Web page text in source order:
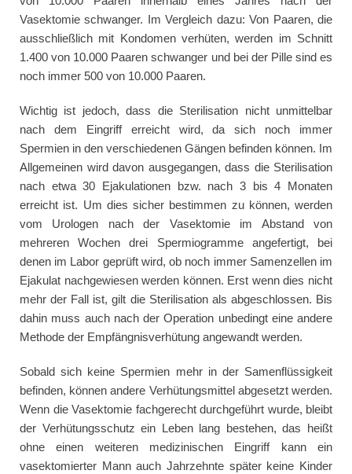
Vasektomie schwanger. Im Vergleich dazu: Von Paaren, die
ausschließlich mit Kondomen verhüten, werden im Schnitt
1.400 von 10.000 Paaren schwanger und bei der Pille sind es
noch immer 500 von 10.000 Paaren.
Wichtig ist jedoch, dass die Sterilisation nicht unmittelbar
nach dem Eingriff erreicht wird, da sich noch immer
Spermien in den verschiedenen Gängen befinden können. Im
Allgemeinen wird davon ausgegangen, dass die Sterilisation
nach etwa 30 Ejakulationen bzw. nach 3 bis 4 Monaten
erreicht ist. Um dies sicher bestimmen zu können, werden
vom Urologen nach der Vasektomie im Abstand von
mehreren Wochen drei Spermiogramme angefertigt, bei
denen im Labor geprüft wird, ob noch immer Samenzellen im
Ejakulat nachgewiesen werden können. Erst wenn dies nicht
mehr der Fall ist, gilt die Sterilisation als abgeschlossen. Bis
dahin muss auch nach der Operation unbedingt eine andere
Methode der Empfängnisverhütung angewandt werden.
Sobald sich keine Spermien mehr in der Samenflüssigkeit
befinden, können andere Verhütungsmittel abgesetzt werden.
Wenn die Vasektomie fachgerecht durchgeführt wurde, bleibt
der Verhütungsschutz ein Leben lang bestehen, das heißt
ohne einen weiteren medizinischen Eingriff kann ein
vasektomierter Mann auch Jahrzehnte später keine Kinder